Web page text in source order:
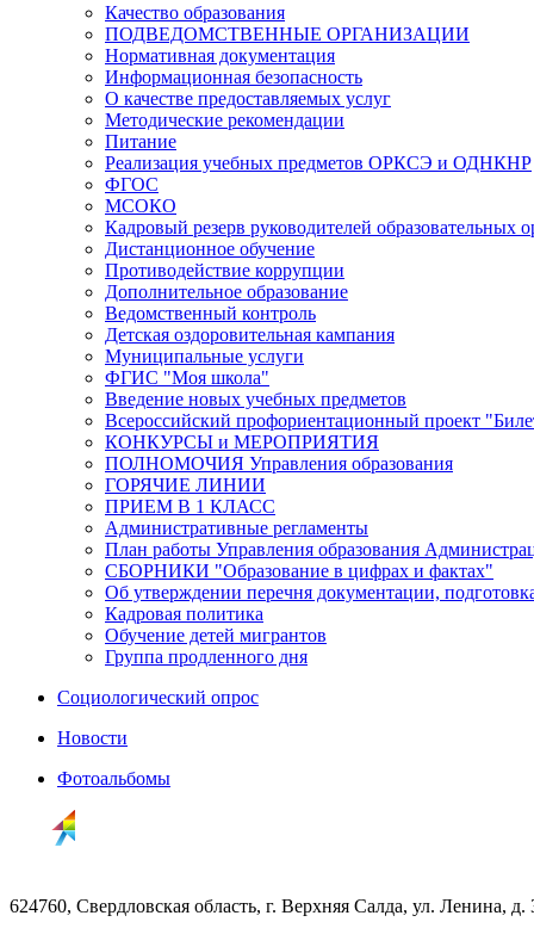
Качество образования
ПОДВЕДОМСТВЕННЫЕ ОРГАНИЗАЦИИ
Нормативная документация
Информационная безопасность
О качестве предоставляемых услуг
Методические рекомендации
Питание
Реализация учебных предметов ОРКСЭ и ОДНКНР
ФГОС
МСОКО
Кадровый резерв руководителей образовательных
Дистанционное обучение
Противодействие коррупции
Дополнительное образование
Ведомственный контроль
Детская оздоровительная кампания
Муниципальные услуги
ФГИС "Моя школа"
Введение новых учебных предметов
Всероссийский профориентационный проект
КОНКУРСЫ и МЕРОПРИЯТИЯ
ПОЛНОМОЧИЯ Управления образования
ГОРЯЧИЕ ЛИНИИ
ПРИЕМ В 1 КЛАСС
Административные регламенты
План работы Управления образования
СБОРНИКИ "Образование в цифрах и фактах"
Об утверждении перечня документации,
Кадровая политика
Обучение детей мигрантов
Группа продленного дня
Социологический опрос
Новости
Фотоальбомы
624760, Свердловская область, г. Верхняя Салда, ул. Ленина, д.